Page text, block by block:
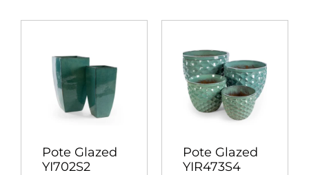
Pote Glazed
YI702S2
Pote Glazed
YIR473S4